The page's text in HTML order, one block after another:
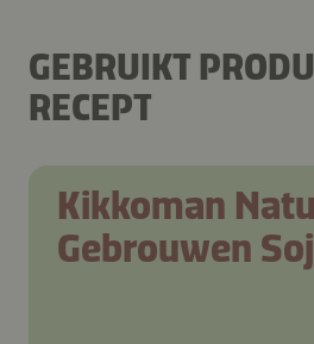
GEBRUIKT
RECEPT
Kikkoman
Gebrouwen